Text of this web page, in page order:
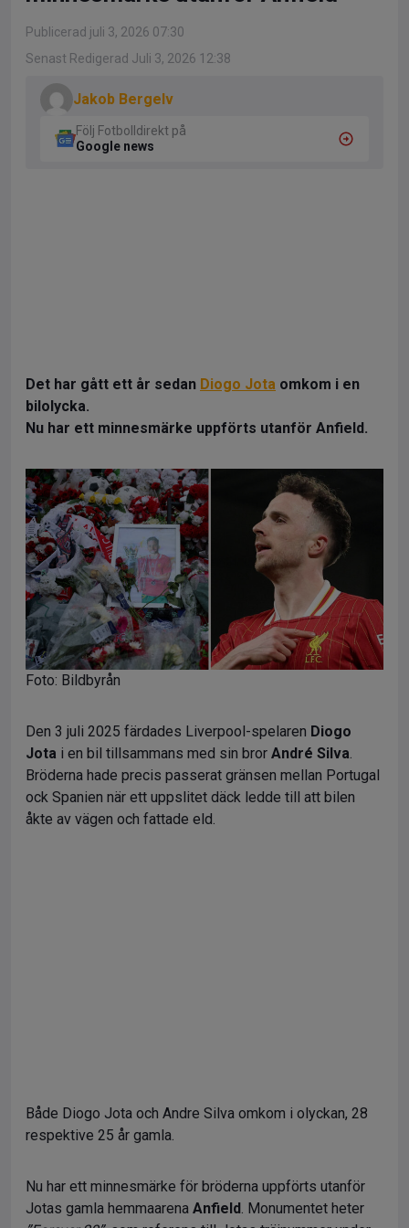
Publicerad juli 3, 2026 07:30
Senast Redigerad Juli 3, 2026 12:38
Jakob Bergelv
Följ Fotbolldirekt på
Google news
Det har gått ett år sedan Diogo Jota omkom i en
bilolycka.
Nu har ett minnesmärke uppförts utanför Anfield.
Foto: Bildbyrån
Den 3 juli 2025 färdades Liverpool-spelaren Diogo
Jota i en bil tillsammans med sin bror André Silva.
Bröderna hade precis passerat gränsen mellan Portugal
ock Spanien när ett uppslitet däck ledde till att bilen
åkte av vägen och fattade eld.
Både Diogo Jota och Andre Silva omkom i olyckan, 28
respektive 25 år gamla.
Nu har ett minnesmärke för bröderna uppförts utanför
Jotas gamla hemmaarena Anfield. Monumentet heter